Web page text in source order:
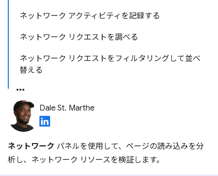
ネットワーク アクティビティを記録する
ネットワーク リクエストを調べる
ネットワーク リクエストをフィルタリングして並べ
替える
Dale St. Marthe
ネットワーク パネルを使用して、ページの読み込みを分
析し、ネットワーク リソースを検証します。